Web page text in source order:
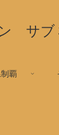
サブ
覇